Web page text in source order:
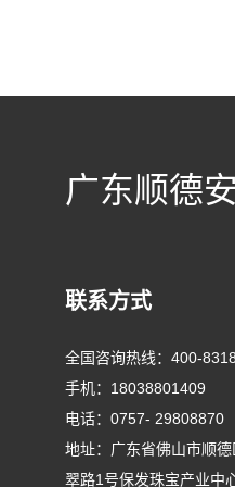
广东顺德
联系方式
全国咨询热线： 400-
手机： 18038801409
电话： 0757- 29808870
地址：广东省佛山市顺
翠路1号保发珠宝产业中